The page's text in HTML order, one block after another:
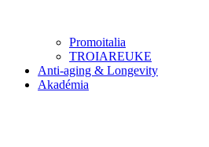
Promoitalia
TROIAREUKE
Anti-aging & Longevity
Akadémia